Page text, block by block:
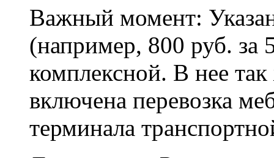
Важный момент:
(например, 800 руб. за
комплексной. В нее
включена перевозка
терминала